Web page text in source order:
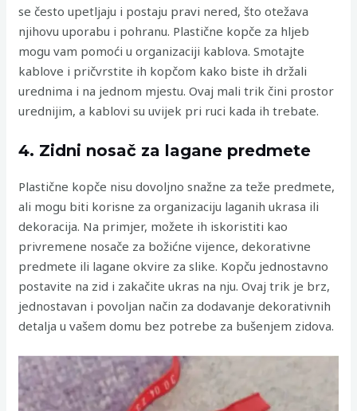
se često upetljaju i postaju pravi nered, što otežava
njihovu uporabu i pohranu. Plastične kopče za hljeb
mogu vam pomoći u organizaciji kablova. Smotajte
kablove i pričvrstite ih kopčom kako biste ih držali
urednima i na jednom mjestu. Ovaj mali trik čini prostor
urednijim, a kablovi su uvijek pri ruci kada ih trebate.
4. Zidni nosač za lagane predmete
Plastične kopče nisu dovoljno snažne za teže predmete,
ali mogu biti korisne za organizaciju laganih ukrasa ili
dekoracija. Na primjer, možete ih iskoristiti kao
privremene nosače za božićne vijence, dekorativne
predmete ili lagane okvire za slike. Kopču jednostavno
postavite na zid i zakačite ukras na nju. Ovaj trik je brz,
jednostavan i povoljan način za dodavanje dekorativnih
detalja u vašem domu bez potrebe za bušenjem zidova.